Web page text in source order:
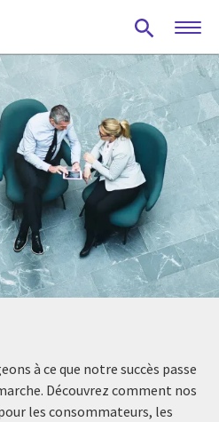
à ce que notre succès passe
Découvrez comment nos
les consommateurs, les